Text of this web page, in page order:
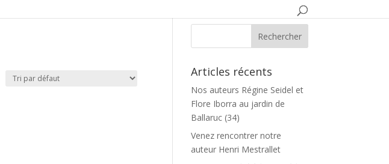
Articles récents
Nos auteurs Régine Seidel et
Flore Iborra au jardin de
Ballaruc (34)
Venez rencontrer notre
auteur Henri Mestrallet